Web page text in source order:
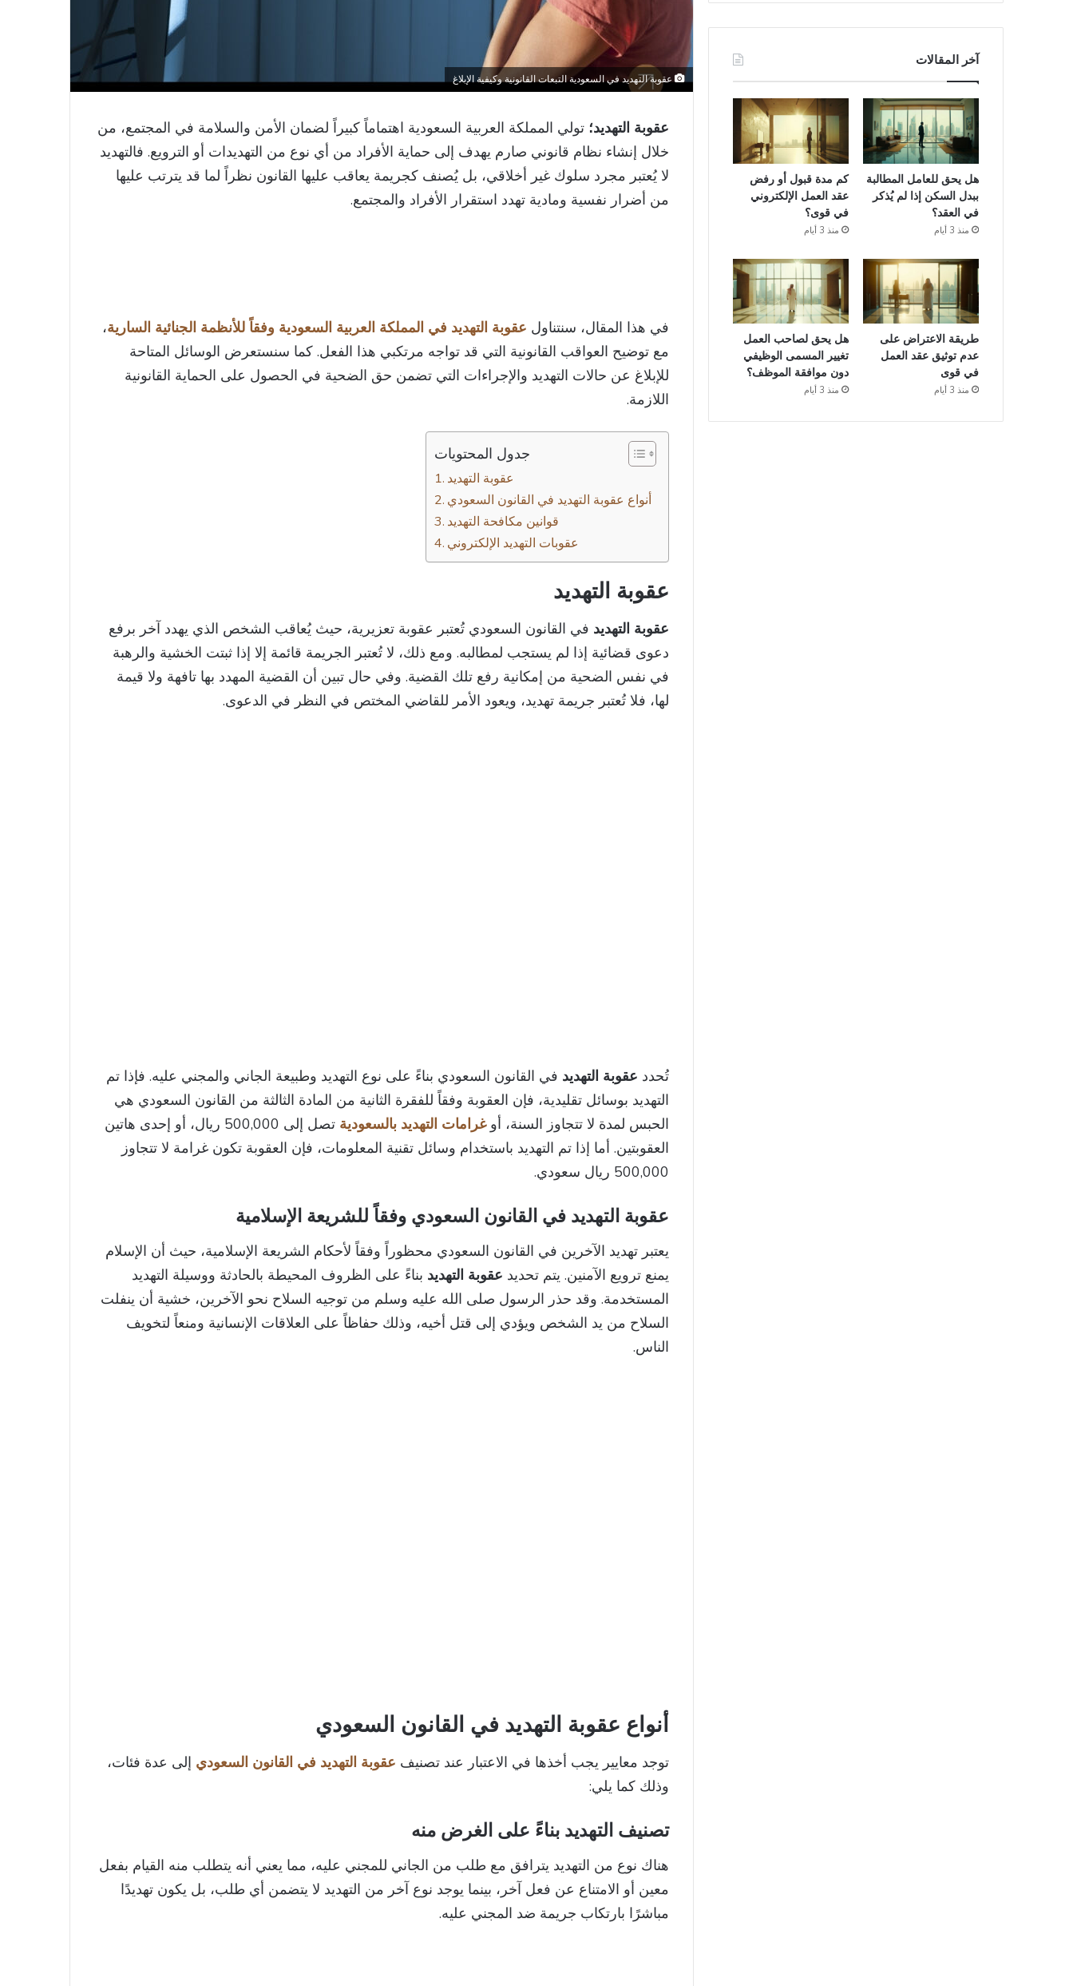
عقوبة التهديد في السعودية التبعات القانونية وكيفية الإبلاغ
عقوبة التهديد؛ تولي المملكة العربية السعودية اهتماماً كبيراً لضمان الأمن والسلامة في المجتمع، من
خلال إنشاء نظام قانوني صارم يهدف إلى حماية الأفراد من أي نوع من التهديدات أو الترويع. فالتهديد
لا يُعتبر مجرد سلوك غير أخلاقي، بل يُصنف كجريمة يعاقب عليها القانون نظراً لما قد يترتب عليها
من أضرار نفسية ومادية تهدد استقرار الأفراد والمجتمع.
في هذا المقال، سنتناول عقوبة التهديد في المملكة العربية السعودية وفقاً للأنظمة الجنائية السارية،
مع توضيح العواقب القانونية التي قد تواجه مرتكبي هذا الفعل. كما سنستعرض الوسائل المتاحة
للإبلاغ عن حالات التهديد والإجراءات التي تضمن حق الضحية في الحصول على الحماية القانونية
اللازمة.
جدول المحتويات
عقوبة التهديد
أنواع عقوبة التهديد في القانون السعودي
قوانين مكافحة التهديد
عقوبات التهديد الإلكتروني
عقوبة التهديد
عقوبة التهديد في القانون السعودي تُعتبر عقوبة تعزيرية، حيث يُعاقب الشخص الذي يهدد آخر برفع
دعوى قضائية إذا لم يستجب لمطالبه. ومع ذلك، لا تُعتبر الجريمة قائمة إلا إذا ثبتت الخشية والرهبة
في نفس الضحية من إمكانية رفع تلك القضية. وفي حال تبين أن القضية المهدد بها تافهة ولا قيمة
لها، فلا تُعتبر جريمة تهديد، ويعود الأمر للقاضي المختص في النظر في الدعوى.
تُحدد عقوبة التهديد في القانون السعودي بناءً على نوع التهديد وطبيعة الجاني والمجني عليه. فإذا تم
التهديد بوسائل تقليدية، فإن العقوبة وفقاً للفقرة الثانية من المادة الثالثة من القانون السعودي هي
الحبس لمدة لا تتجاوز السنة، أوغرامات التهديد بالسعودية
تصل إلى 500,000 ريال، أو إحدى هاتين
العقوبتين. أما إذا تم التهديد باستخدام وسائل تقنية المعلومات، فإن العقوبة تكون غرامة لا تتجاوز
500,000 ريال سعودي.
عقوبة التهديد في القانون السعودي وفقاً للشريعة الإسلامية
يعتبر تهديد الآخرين في القانون السعودي محظوراً وفقاً لأحكام الشريعة الإسلامية، حيث أن الإسلام
يمنع ترويع الآمنين. يتم تحديد عقوبة التهديد بناءً على الظروف المحيطة بالحادثة ووسيلة التهديد
المستخدمة. وقد حذر الرسول صلى الله عليه وسلم من توجيه السلاح نحو الآخرين، خشية أن ينفلت
السلاح من يد الشخص ويؤدي إلى قتل أخيه، وذلك حفاظاً على العلاقات الإنسانية ومنعاً لتخويف
الناس.
أنواع عقوبة التهديد في القانون السعودي
توجد معايير يجب أخذها في الاعتبار عند تصنيف عقوبة التهديد في القانون السعودي إلى عدة فئات،
وذلك كما يلي:
تصنيف التهديد بناءً على الغرض منه
هناك نوع من التهديد يترافق مع طلب من الجاني للمجني عليه، مما يعني أنه يتطلب منه القيام بفعل
معين أو الامتناع عن فعل آخر، بينما يوجد نوع آخر من التهديد لا يتضمن أي طلب، بل يكون تهديدًا
مباشرًا بارتكاب جريمة ضد المجني عليه.
آخر المقالات
هل يحق للعامل المطالبة
ببدل السكن إذا لم يُذكر
في العقد؟
منذ 3 أيام
كم مدة قبول أو رفض
عقد العمل الإلكتروني
في قوى؟
منذ 3 أيام
طريقة الاعتراض على
عدم توثيق عقد العمل
في قوى
منذ 3 أيام
هل يحق لصاحب العمل
تغيير المسمى الوظيفي
دون موافقة الموظف؟
منذ 3 أيام